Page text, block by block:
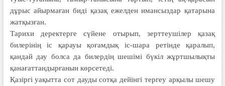
дұрыс айырмаған биді қазақ ежелден имансыздар қатарына
жатқызған.
Тарихи деректерге сүйене отырып, зерттеушілер қазақ
билерінің іс қарауы қоғамдық іс-шара ретінде қаралып,
қандай дау болса да билердің шешімі бүкіл жұртшылықты
қанағаттандырғанын көрсетеді.
Қазіргі уақытта сот дауды сотқа дейінгі тергеу арқылы шешу